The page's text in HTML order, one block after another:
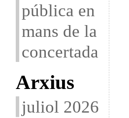
pública en
mans de la
concertada
Arxius
juliol 2026